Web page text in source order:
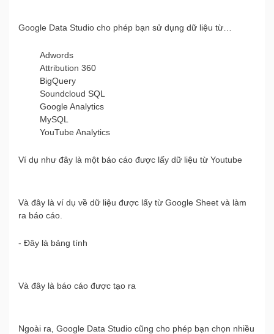
Google Data Studio cho phép bạn sử dụng dữ liệu từ…
Adwords
Attribution 360
BigQuery
Soundcloud SQL
Google Analytics
MySQL
YouTube Analytics
Ví dụ như đây là một báo cáo được lấy dữ liệu từ Youtube
Và đây là ví dụ về dữ liệu được lấy từ Google Sheet và làm
ra báo cáo.
- Đây là bảng tính
Và đây là báo cáo được tạo ra
Ngoài ra, Google Data Studio cũng cho phép bạn chọn nhiều